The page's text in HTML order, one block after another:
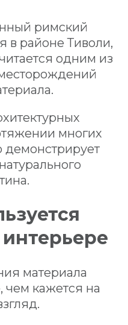
римский
в районе Тиволи,
одним из
многих
демонстрирует
материала
чем кажется на